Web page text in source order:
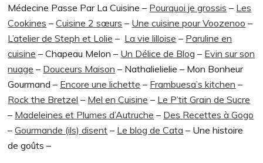
Médecine Passe Par La Cuisine – Pourquoi je grossis – Les
Cookines –Cuisine 2 sœurs – Une cuisine pour Voozenoo –
L’atelier de Steph et Lolie – La vie lilloise – Paruline en
cuisine – Chapeau Melon – Un Délice de Blog – Evin sur son
nuage – Douceurs Maison – Nathalielielie – Mon Bonheur
Gourmand – Encore une lichette – Frambuesa’s kitchen –
Rock the Bretzel – Mel en Cuisine – Le P’tit Grain de Sucre
– Madeleines et Plumes d’Autruche – Des Recettes à Gogo
–Gourmande (ils) disent – Le blog de Cata – Une histoire
de goûts –